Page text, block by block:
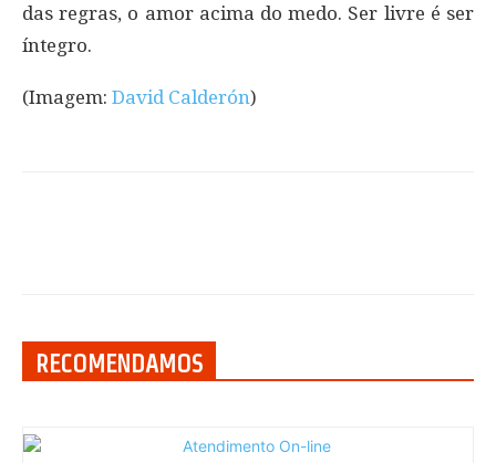
das regras, o amor acima do medo. Ser livre é ser
íntegro.
(Imagem: David Calderón)
RECOMENDAMOS